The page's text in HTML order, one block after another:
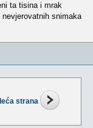
strana
ta tisina i mrak
snimaka